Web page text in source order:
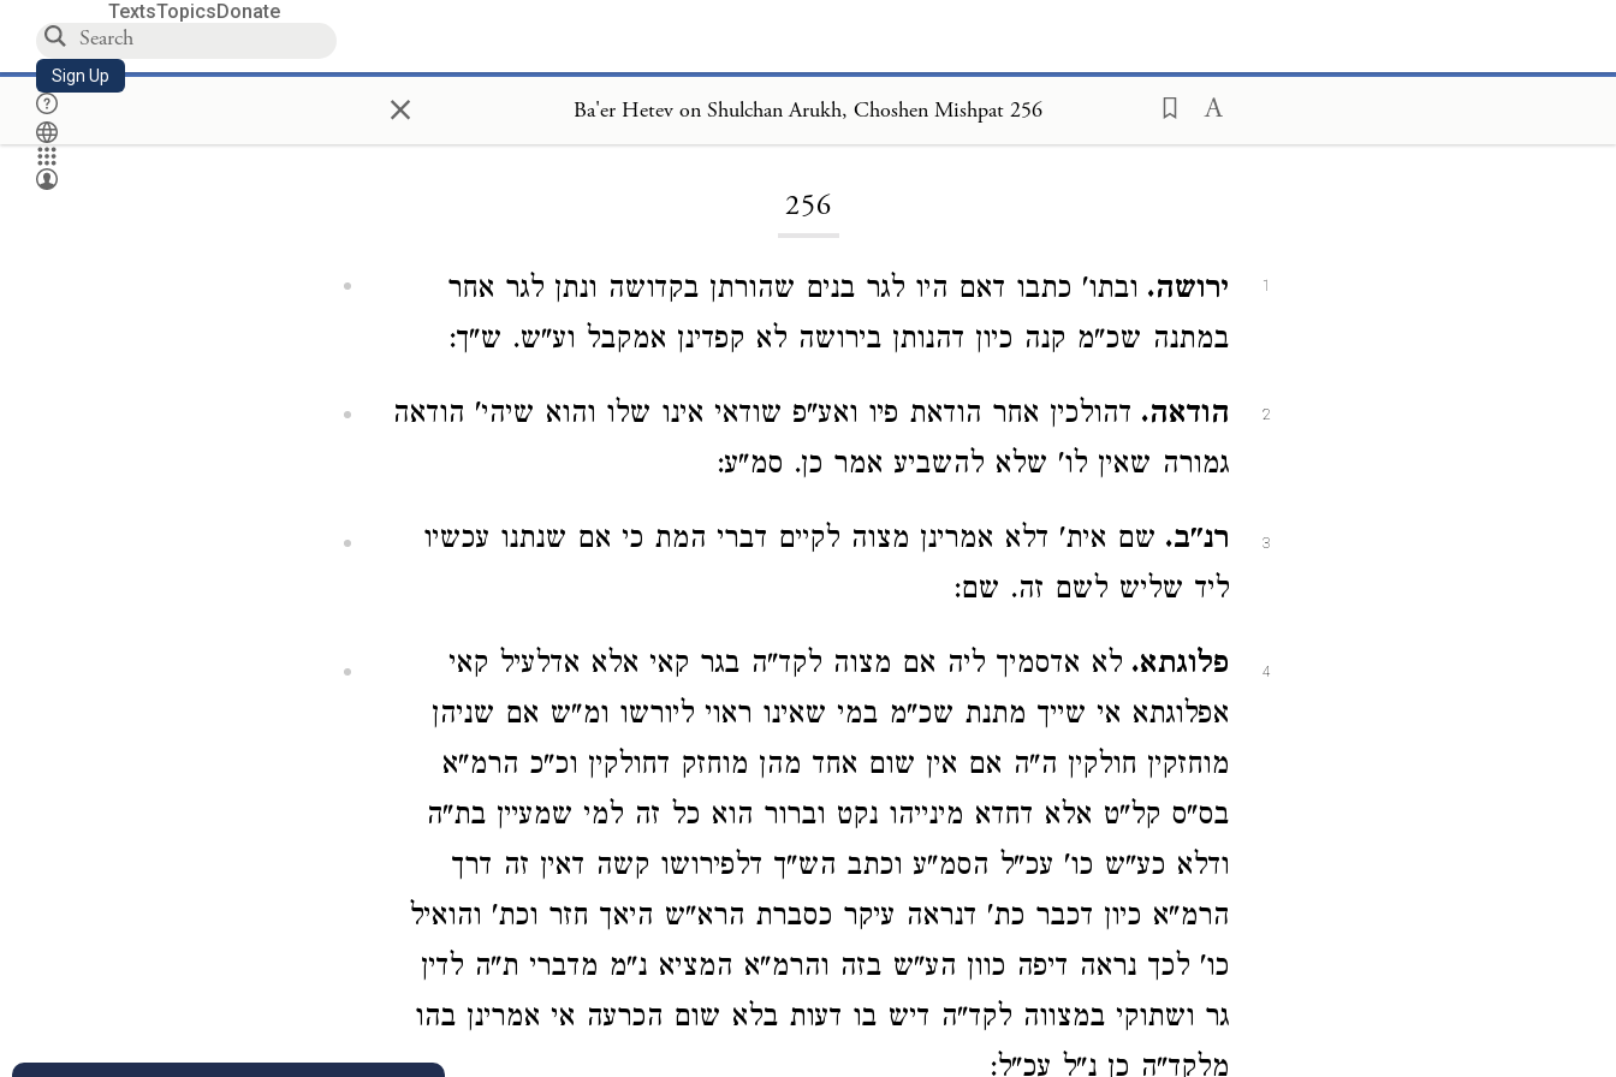
TextsTopicsDonate
Sign Up × Ba'er Hetev on Shulchan Arukh, Choshen Mishpat 256
256
1 ירושה. ובתו' כתבו דאם היו לגר בנים שהורתן בקדושה ונתן לגר אחר
במתנה שכ"מ קנה כיון דהנותן בירושה לא קפדינן אמקבל וע"ש. ש"ך:
2 הודאה. דהולכין אחר הודאת פיו ואע"פ שודאי אינו שלו והוא שיהי' הודאה
גמורה שאין לו' שלא להשביע אמר כן. סמ"ע:
3 רנ"ב. שם אית' דלא אמרינן מצוה לקיים דברי המת כי אם שנתנו עכשיו
ליד שליש לשם זה. שם:
4 פלוגתא. לא אדסמיך ליה אם מצוה לקד"ה בגר קאי אלא אדלעיל קאי
אפלוגתא אי שייך מתנת שכ"מ במי שאינו ראוי ליורשו ומ"ש אם שניהן
מוחזקין חולקין ה"ה אם אין שום אחד מהן מוחזק דחולקין וכ"כ הרמ"א
בס"ס קל"ט אלא דחדא מינייהו נקט וברור הוא כל זה למי שמעיין בת"ה
ודלא כע"ש כו' עכ"ל הסמ"ע וכתב הש"ך דלפירושו קשה דאין זה דרך
הרמ"א כיון דכבר כת' דנראה עיקר כסברת הרא"ש היאך חזר וכת' והואיל
כו' לכך נראה דיפה כוון הע"ש בזה והרמ"א המציא נ"מ מדברי ת"ה לדין
גר ושתוקי במצווה לקד"ה דיש בו דעות בלא שום הכרעה אי אמרינן בהו